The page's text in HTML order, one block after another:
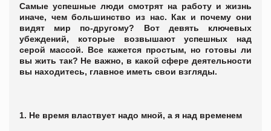
Самые успешные люди смотрят на работу и жизнь
иначе, чем большинство из нас. Как и почему они
видят мир по-другому? Вот девять ключевых
убеждений, которые возвышают успешных над
серой массой. Все кажется простым, но готовы ли
вы жить так? Не важно, в какой сфере деятельности
вы находитесь, главное иметь свои взгляды.
1. Не время властвует надо мной, а я над временем